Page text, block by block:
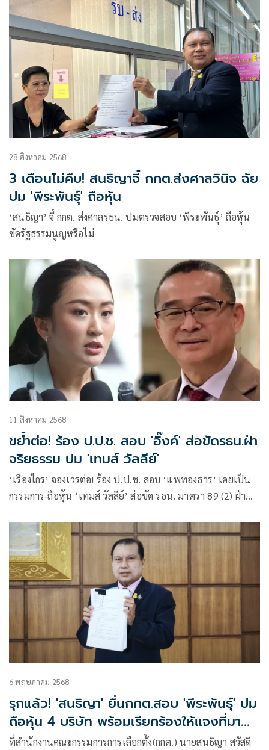
28 สิงหาคม 2568
3 เดือนไม่คืบ! สนธิญาจี้ กกต.ส่งศาลวินิจ ฉัย
ปม 'พีระพันธุ์' ถือหุ้น
‘สนธิญา’ จี้ กกต. ส่งศาลรธน. ปมตรวจสอบ ‘พีระพันธุ์’ ถือหุ้น
ขัดรัฐธรรมนูญหรือไม่
11 สิงหาคม 2568
ขย้ำต่อ! ร้อง ป.ป.ช. สอบ 'อิ๊งค์' ส่อขัดรธน.ฝ่า
จริยธรรม ปม 'เทมส์ วัลลีย์'
‘เรืองไกร’ จองเวรต่อ! ร้อง ป.ป.ช. สอบ ‘แพทองธาร’ เคยเป็น
กรรมการ-ถือหุ้น ‘เทมส์ วัลลีย์’ ส่อขัด รธน. มาตรา 89 (2) ฝ่า
6 พฤษภาคม 2568
รุกแล้ว! 'สนธิญา' ยื่นกกต.สอบ 'พีระพันธุ์' ปม
ถือหุ้น 4 บริษัท พร้อมเรียกร้องให้แจงที่มา
ของหุ้น
ที่สำนักงานคณะกรรมการการเลือกตั้ง(กกต.) นายสนธิญา สวัสดี